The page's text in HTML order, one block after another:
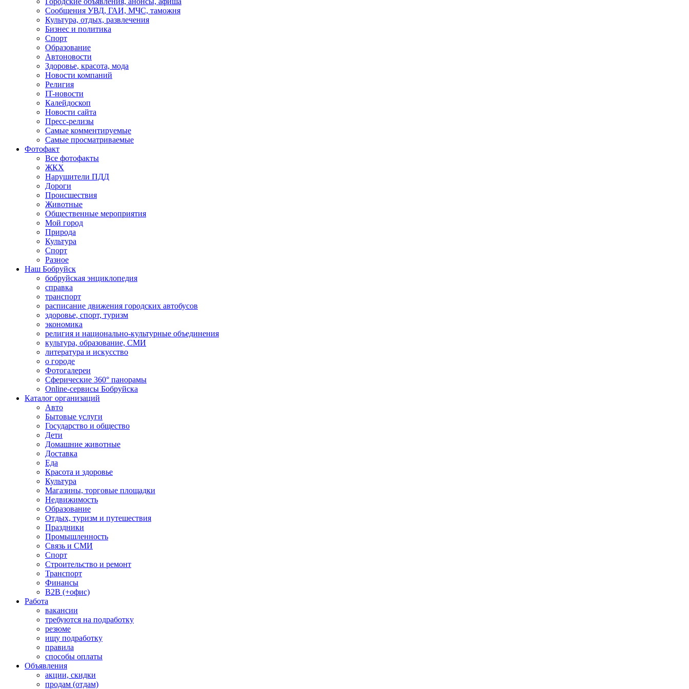
Сообщения УВД, ГАИ, МЧС, таможня
Культура, отдых, развлечения
Бизнес и политика
Спорт
Образование
Автоновости
Здоровье, красота, мода
Новости компаний
Религия
IT-новости
Калейдоскоп
Новости сайта
Пресс-релизы
Самые комментируемые
Самые просматриваемые
Фотофакт
Все фотофакты
ЖКХ
Нарушители ПДД
Дороги
Происшествия
Животные
Общественные мероприятия
Мой город
Природа
Культура
Спорт
Разное
Наш Бобруйск
бобруйская энциклопедия
справка
транспорт
расписание движения городских автобусов
здоровье, спорт, туризм
экономика
религия и национально-культурные объединения
культура, образование, СМИ
литература и искусство
о городе
Фотогалереи
Сферические 360° панорамы
Online-сервисы Бобруйска
Каталог организаций
Авто
Бытовые услуги
Государство и общество
Дети
Домашние животные
Доставка
Еда
Красота и здоровье
Культура
Магазины, торговые площадки
Недвижимость
Образование
Отдых, туризм и путешествия
Праздники
Промышленность
Связь и СМИ
Спорт
Строительство и ремонт
Транспорт
Финансы
B2B (+офис)
Работа
вакансии
требуются на подработку
резюме
ищу подработку
правила
способы оплаты
Объявления
акции, скидки
продам (отдам)